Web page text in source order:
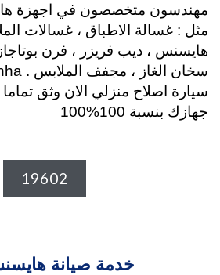
مهندسون متخصصون في اجهزة
مثل : غسالة الاطباق ، غسالات
هايسنس ، ديب فريزر ، فرن
سيارة اصلاح منزلي الان وثق
جهازك بنسبة 100%100
19602
خدمة صيانة